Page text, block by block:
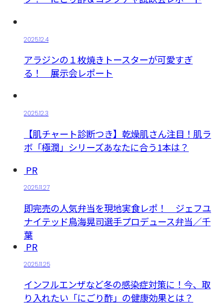
2025.12.4
アラジンの１枚焼きトースターが可愛すぎ
る！ 展示会レポート
2025.12.3
【肌チャート診断つき】乾燥肌さん注目！肌ラ
ボ「極潤」シリーズあなたに合う1本は？
PR
2025.11.27
即完売の人気弁当を現地実食レポ！ ジェフユ
ナイテッド鳥海晃司選手プロデュース弁当／千
葉
PR
2025.11.25
インフルエンザなど冬の感染症対策に！今、取
り入れたい「にごり酢」の健康効果とは？